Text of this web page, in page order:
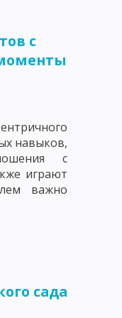
с
навыков,
с
играют
важно
сада